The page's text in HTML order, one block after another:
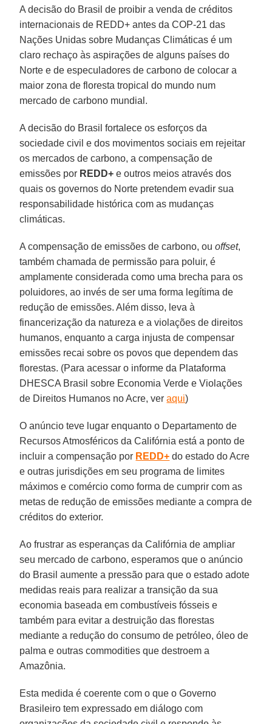
A decisão do Brasil de proibir a venda de créditos
internacionais de REDD+ antes da COP-21 das
Nações Unidas sobre Mudanças Climáticas é um
claro rechaço às aspirações de alguns países do
Norte e de especuladores de carbono de colocar a
maior zona de floresta tropical do mundo num
mercado de carbono mundial.
A decisão do Brasil fortalece os esforços da
sociedade civil e dos movimentos sociais em rejeitar
os mercados de carbono, a compensação de
emissões por REDD+ e outros meios através dos
quais os governos do Norte pretendem evadir sua
responsabilidade histórica com as mudanças
climáticas.
A compensação de emissões de carbono, ouoffset,
também chamada de permissão para poluir, é
amplamente considerada como uma brecha para os
poluidores, ao invés de ser uma forma legítima de
redução de emissões. Além disso, leva à
financerização da natureza e a violações de direitos
humanos, enquanto a carga injusta de compensar
emissões recai sobre os povos que dependem das
florestas. (Para acessar o informe da Plataforma
DHESCA Brasil sobre Economia Verde e Violações
de Direitos Humanos no Acre, veraqui)
O anúncio teve lugar enquanto o Departamento de
Recursos Atmosféricos da Califórnia está a ponto de
incluir a compensação por REDD+ do estado do Acre
e outras jurisdições em seu programa de limites
máximos e comércio como forma de cumprir com as
metas de redução de emissões mediante a compra de
créditos do exterior.
Ao frustrar as esperanças da Califórnia de ampliar
seu mercado de carbono, esperamos que o anúncio
do Brasil aumente a pressão para que o estado adote
medidas reais para realizar a transição da sua
economia baseada em combustíveis fósseis e
também para evitar a destruição das florestas
mediante a redução do consumo de petróleo, óleo de
palma e outras commodities que destroem a
Amazônia.
Esta medida é coerente com o que o Governo
Brasileiro tem expressado em diálogo com